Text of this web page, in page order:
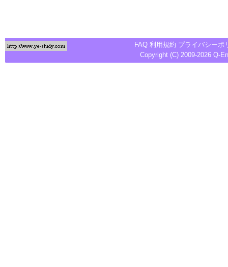
FAQ 利用規約 プライバシーポ
Copyright (C) 2009-2026 Q-